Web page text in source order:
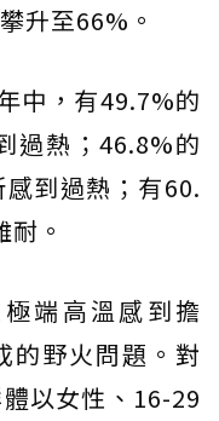
升至66%。
中，有49.7%的
過熱；46.8%的
到過熱；有60.
。
端高溫感到擔
的野火問題。對
以女性、16-29